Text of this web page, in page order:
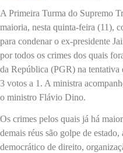
A Primeira Turma do Supremo
maioria, nesta quinta-feira (11),
para condenar o ex-presidente
por todos os crimes dos quais
da República (PGR) na tentativa
3 votos a 1. A ministra
o ministro Flávio Dino.
Os crimes pelos quais já há
demais réus são golpe de
democrático de direito,